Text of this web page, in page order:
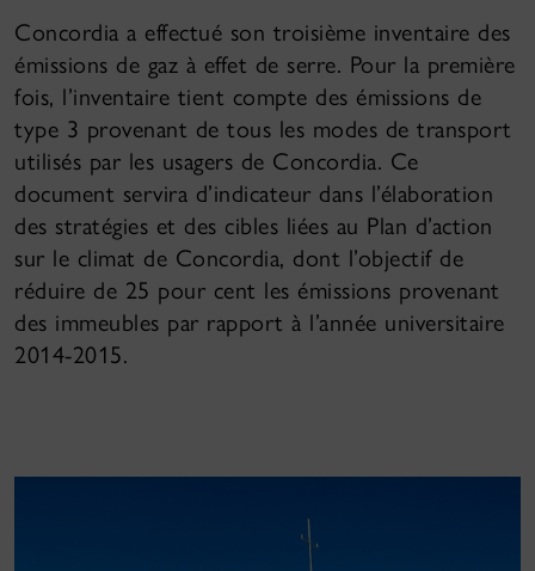
Concordia a effectué son troisième inventaire des
émissions de gaz à effet de serre. Pour la première
fois, l’inventaire tient compte des émissions de
type 3 provenant de tous les modes de transport
utilisés par les usagers de Concordia. Ce
document servira d’indicateur dans l’élaboration
des stratégies et des cibles liées au Plan d’action
sur le climat de Concordia, dont l’objectif de
réduire de 25 pour cent les émissions provenant
des immeubles par rapport à l’année universitaire
2014-2015.